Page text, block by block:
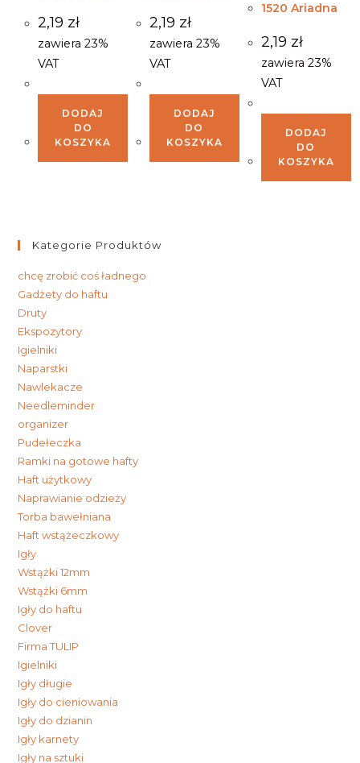
2,19 zł
zawiera 23%
VAT
DODAJ
DO
KOSZYKA
2,19 zł
zawiera 23%
VAT
DODAJ
DO
KOSZYKA
1520 Ariadna
2,19 zł
zawiera 23%
VAT
DODAJ
DO
KOSZYKA
Kategorie Produktów
chcę zrobić coś ładnego
Gadżety do haftu
Druty
Ekspozytory
Igielniki
Naparstki
Nawlekacze
Needleminder
organizer
Pudełeczka
Ramki na gotowe hafty
Haft użytkowy
Naprawianie odzieży
Torba bawełniana
Haft wstążeczkowy
Igły
Wstążki 12mm
Wstążki 6mm
Igły do haftu
Clover
Firma TULIP
Igielniki
Igły długie
Igły do cieniowania
Igły do dzianin
Igły karnety
Igły na sztuki